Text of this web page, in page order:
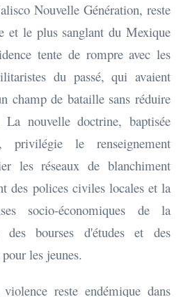
Nouvelle Génération, reste
et le plus sanglant du Mexique
tente de rompre avec les
du passé, qui avaient
champ de bataille sans réduire
nouvelle doctrine, baptisée
privilégie le renseignement
les réseaux de blanchiment
des polices civiles locales et la
socio-économiques de la
des bourses d'études et des
les jeunes.
reste endémique dans